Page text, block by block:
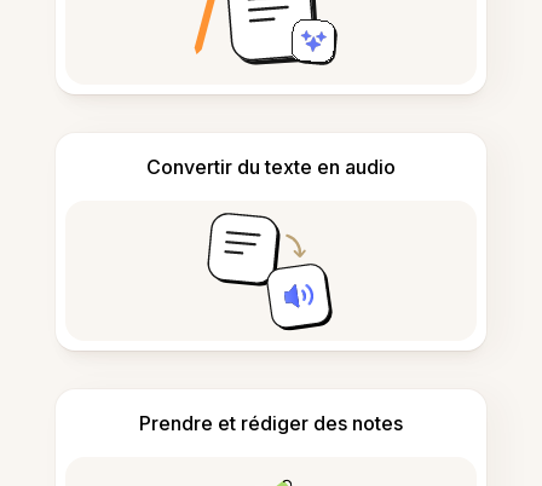
Convertir du texte en audio
Prendre et rédiger des notes